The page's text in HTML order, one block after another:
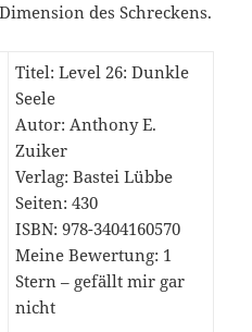
des Schreckens.
Titel: Level 26: Dunkle
Seele
Autor: Anthony E.
Zuiker
Verlag: Bastei Lübbe
Seiten: 430
ISBN: 978-3404160570
Meine Bewertung: 1
Stern – gefällt mir gar
nicht